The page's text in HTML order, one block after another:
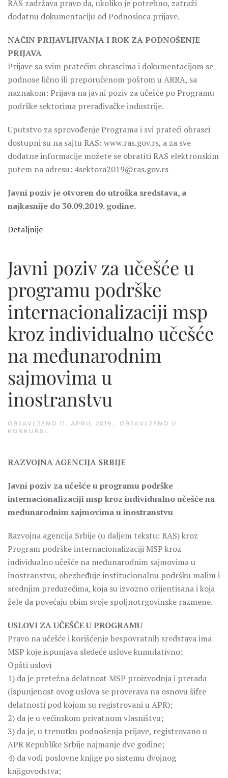
RAS zadržava pravo da, ukoliko je potrebno, zatraži
dodatnu dokumentaciju od Podnosioca prijave.
NAČIN PRIJAVLJIVANJA I ROK ZA PODNOŠENJE
PRIJAVA
Prijave sa svim pratećim obrascima i dokumentacijom se
podnose lično ili preporučenom poštom u ARRA, sa
naznakom: Prijava na javni poziv za učešće po Programu
podrške sektorima prerađivačke industrije.
Uputstvo za sprovođenje Programa i svi prateći obrasci
dostupni su na sajtu RAS: www.ras.gov.rs, a za sve
dodatne informacije možete se obratiti RAS elektronskim
putem na adresu: 4sektora2019@ras.gov.rs
Javni poziv je otvoren do utroška sredstava, a
najkasnije do 30.09.2019. godine.
Detaljnije
Javni poziv za učešće u
programu podrške
internacionalizaciji msp
kroz individualno učešće
na međunarodnim
sajmovima u
inostranstvu
OBJAVLJENO 11. APRIL 2019. . OBJAVLJENO U
KONKURSI .
RAZVOJNA AGENCIJA SRBIJE
Javni poziv za učešće u programu podrške
internacionalizaciji msp kroz individualno učešće na
međunarodnim sajmovima u inostranstvu
Razvojna agencija Srbije (u daljem tekstu: RAS) kroz
Program podrške internacionalizaciji MSP kroz
individualno učešće na međunarodnim sajmovima u
inostranstvu, obezbeđuje institucionalnu podršku malim i
srednjim preduzećima, koja su izvozno orijentisana i koja
žele da povećaju obim svoje spoljnotrgovinske razmene.
USLOVI ZA UČEŠĆE U PROGRAMU
Pravo na učešće i korišćenje bespovratnih sredstava ima
MSP koje ispunjava sledeće uslove kumulativno:
Opšti uslovi
1) da je pretežna delatnost MSP proizvodnja i prerada
(ispunjenost ovog uslova se proverava na osnovu šifre
delatnosti pod kojom su registrovani u APR);
2) da je u većinskom privatnom vlasništvu;
3) da je, u trenutku podnošenja prijave, registrovano u
APR Republike Srbije najmanje dve godine;
4) da vodi poslovne knjige po sistemu dvojnog
knjigovodstva;